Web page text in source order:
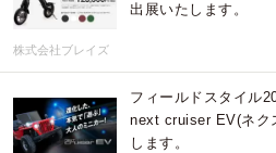
出展いたします。
株式会社ブレイズ
フィールドスタイル
next cruiser EV(ネク
します。